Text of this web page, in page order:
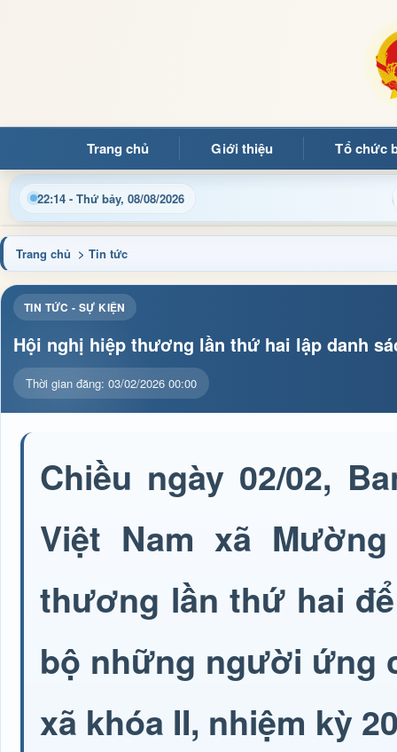
Trang chủ Giới thiệu Tổ chức
22:14 - Thứ bảy, 08/08/2026
điều hành, thủ tục hành chính và tin tức địa phương nhanh
Trang chủ > Tin tức
TIN TỨC - SỰ KIỆN
Hội nghị hiệp thương lần thứ hai lập danh
Thời gian đăng: 03/02/2026 00:00
Chiều ngày 02/02,
Việt Nam xã
thương lần thứ hai
bộ những người ứng
xã khóa II, nhiệm kỳ